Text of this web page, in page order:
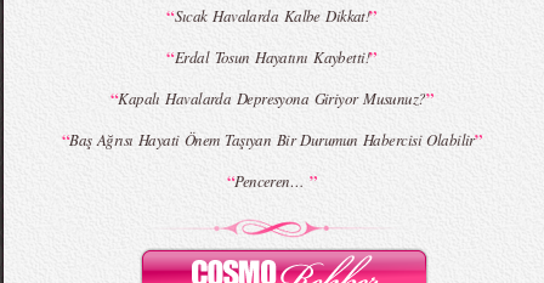
“Sıcak Havalarda Kalbe Dikkat!”
“Erdal Tosun Hayatını Kaybetti!”
“Kapalı Havalarda Depresyona Giriyor Musunuz?”
“Baş Ağrısı Hayati Önem Taşıyan Bir Durumun Habercisi Olabilir”
“Penceren… ”